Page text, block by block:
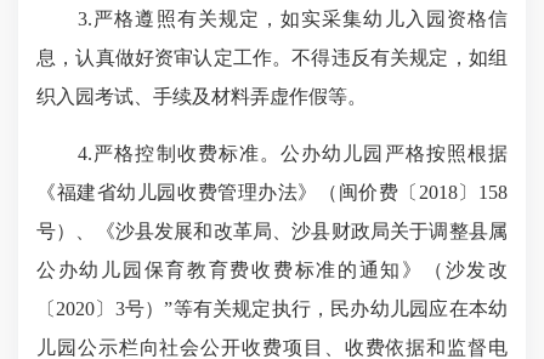
3.严格遵照有关规定，如实采集幼儿入园资格信
息，认真做好资审认定工作。不得违反有关规定，如组
织入园考试、手续及材料弄虚作假等。
4.严格控制收费标准。公办幼儿园严格按照根据
《福建省幼儿园收费管理办法》（闽价费〔2018〕158
号）、《沙县发展和改革局、沙县财政局关于调整县属
公办幼儿园保育教育费收费标准的通知》（沙发改
〔2020〕3号）”等有关规定执行，民办幼儿园应在本幼
儿园公示栏向社会公开收费项目、收费依据和监督电